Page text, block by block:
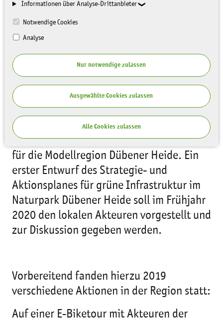
Informationen über Analyse-Drittanbieter
Notwendige Cookies
Analyse
Nur notwendige zulassen
Ausgewählte Cookies zulassen
Alle Cookies zulassen
Die grüne Infrastruktur verbessern,
Grünräume vernetzen und entwickeln: Das
sind die Ziele des geplanten Aktionsplanes
für die Modellregion Dübener Heide. Ein
erster Entwurf des Strategie- und
Aktionsplanes für grüne Infrastruktur im
Naturpark Dübener Heide soll im Frühjahr
2020 den lokalen Akteuren vorgestellt und
zur Diskussion gegeben werden.
Vorbereitend fanden hierzu 2019
verschiedene Aktionen in der Region statt:
Auf einer E-Biketour mit Akteuren der